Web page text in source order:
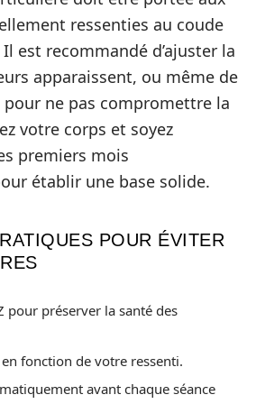
ressenties au coude
est recommandé d’ajuster la
apparaissent, ou même de
ne pas compromettre la
votre corps et soyez
premiers mois
établir une base solide.
POUR ÉVITER
pour préserver la santé des
fonction de votre ressenti.
avant chaque séance